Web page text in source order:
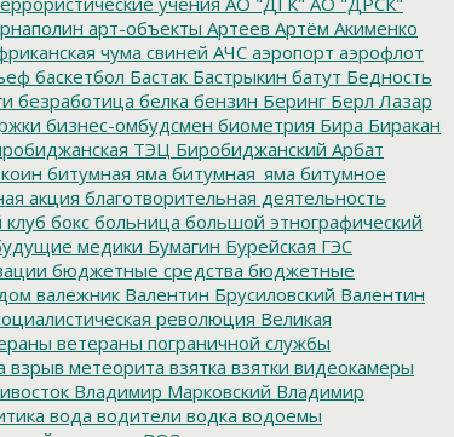
арт-объекты Артеев Артём Акименко
чума свиней АЧС аэропорт аэрофлот
баскетбол Бастак Бастрыкин батут Бедность
безработица белка бензин Беринг Берл Лазар
бизнес-омбудсмен биометрия Бира Биракан
ТЭЦ Биробиджанский Арбат
битумная яма битумная_яма битумное
акция благотворительная деятельность
бокс больница большой этнографический
медики Бумагин Бурейская ГЭС
бюджетные средства бюджетные
валежник Валентин Брусиловский Валентин
революция Великая
ветераны пограничной службы
взрыв метеорита взятка взятки видеокамеры
Владимир Марковский Владимир
вода водители водка водоемы